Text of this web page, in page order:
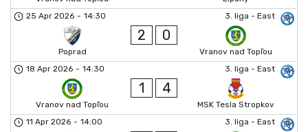
3. liga - East
25 Apr 2026 - 14:30
Poprad
2 0
Vranov nad Topľou
3. liga - East
18 Apr 2026 - 14:30
Vranov nad Topľou
1 4
MSK Tesla Stropkov
3. liga - East
11 Apr 2026 - 14:00